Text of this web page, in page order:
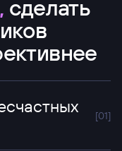
сделать
[01]